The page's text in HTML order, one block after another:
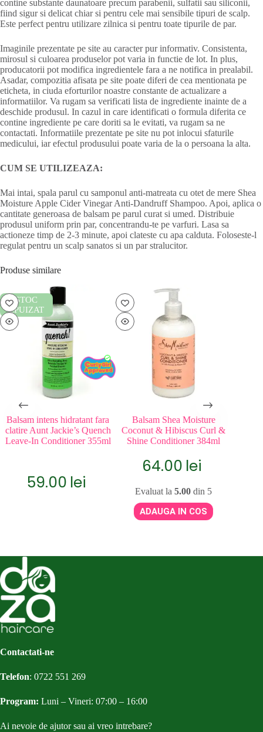
contine substante daunatoare precum parabenii, sulfatii sau siliconii,
fiind sigur si delicat chiar si pentru cele mai sensibile tipuri de scalp.
Este perfect pentru utilizare zilnica si pentru toate tipurile de par.
Imaginile prezentate pe site au caracter pur informativ. Consistenta,
mirosul si culoarea produselor pot varia in functie de lot. In plus,
producatorii pot modifica ingredientele fara a ne notifica in prealabil.
Asadar, compozitia afisata pe site poate diferi de cea mentionata pe
eticheta, in ciuda eforturilor noastre constante de actualizare a
informatiilor. Va rugam sa verificati lista de ingrediente inainte de a
deschide produsul. In cazul in care identificati o formula diferita ce
contine ingrediente pe care doriti sa le evitati, va rugam sa ne
contactati. Informatiile prezentate pe site nu pot inlocui sfaturile
medicului, iar efectul produsului poate varia de la o persoana la alta.
CUM SE UTILIZEAZA:
Mai intai, spala parul cu samponul anti-matreata cu otet de mere Shea
Moisture Apple Cider Vinegar Anti-Dandruff Shampoo. Apoi, aplica o
cantitate generoasa de balsam pe parul curat si umed. Distribuie
produsul uniform prin par, concentrandu-te pe varfuri. Lasa sa
actioneze timp de 2-3 minute, apoi clateste cu apa calduta. Foloseste-l
regulat pentru un scalp sanatos si un par stralucitor.
Produse similare
STOC
EPUIZAT
Balsam intens hidratant fara
clatire Aunt Jackie’s Quench
Leave-In Conditioner 355ml
59.00 lei
Balsam Shea Moisture
Coconut & Hibiscus Curl &
Shine Conditioner 384ml
64.00 lei
Evaluat la5.00 din 5
ADAUGA IN COS
Contactati-ne
Telefon: 0722 551 269
Program: Luni – Vineri: 07:00 – 16:00
Ai nevoie de ajutor sau ai vreo intrebare?